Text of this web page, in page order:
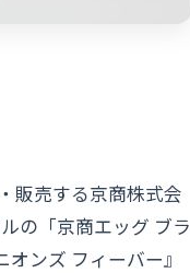
販売する京商株式会
の「京商エッグ ブラ
ンズ フィーバー』